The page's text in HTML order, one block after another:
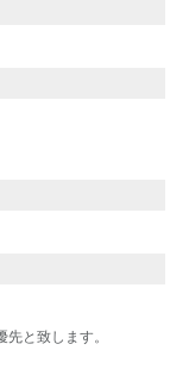
と致します。